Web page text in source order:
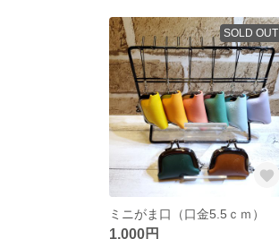
SOLD OUT
ミニがま口（口金5.5ｃｍ）
1,000円